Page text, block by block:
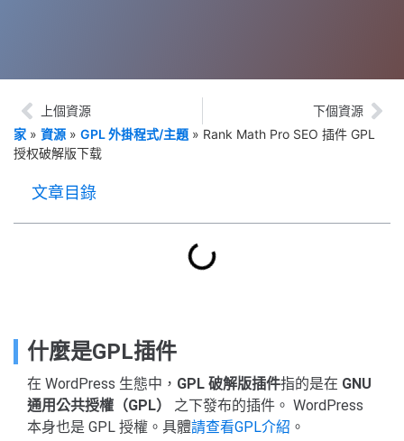
上個資源 下個資源
家 » 資源 » GPL 外掛程式/主題 » Rank Math Pro SEO 插件 GPL
授权破解版下载
文章目錄
什麼是GPL插件
在 WordPress 生態中， GPL 破解版插件指的是在 GNU
通用公共授權（GPL）
之下發布的插件。 WordPress
本身也是 GPL 授權。具體請查看GPL介紹 。